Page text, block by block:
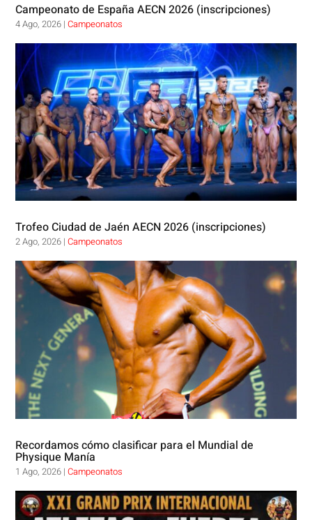
Campeonato de España AECN 2026 (inscripciones)
4 Ago, 2026 |Campeonatos
Trofeo Ciudad de Jaén AECN 2026 (inscripciones)
2 Ago, 2026 |Campeonatos
Recordamos cómo clasificar para el Mundial de
Physique Manía
1 Ago, 2026 |Campeonatos